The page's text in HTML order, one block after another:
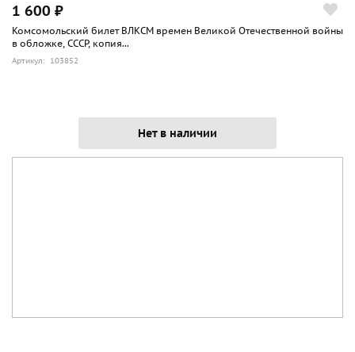
1 600 ₽
Комсомольский билет ВЛКСМ времен Великой Отечественной войны
в обложке, СССР, копия...
Артикул: 103852
Нет в наличии